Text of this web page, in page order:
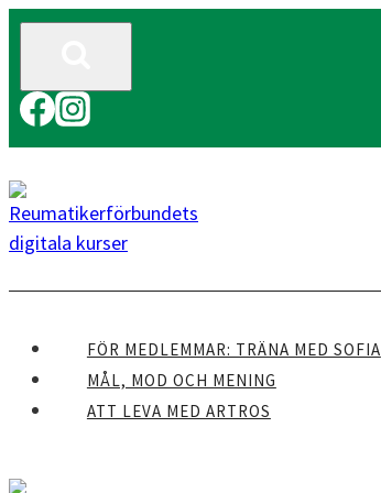
Skip
FÖR MEDLEMMAR: TRÄNA MED SOFIA
MÅL, MOD OCH MENING
ATT LEVA MED ARTROS